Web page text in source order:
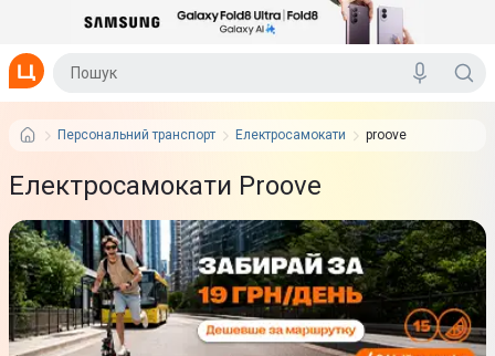
Персональний транспорт Електросамокати proove
Електросамокати Proove